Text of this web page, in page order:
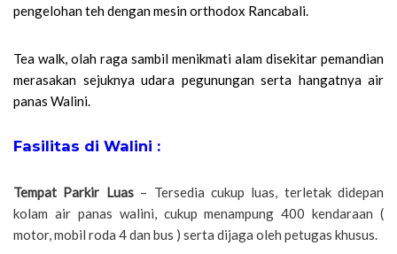
pengelohan teh dengan mesin orthodox Rancabali.
Tea walk, olah raga sambil menikmati alam disekitar pemandian
merasakan sejuknya udara pegunungan serta hangatnya air
panas Walini.
Fasilitas di Walini :
Tempat Parkir Luas– Tersedia cukup luas, terletak didepan
kolam air panas walini, cukup menampung 400 kendaraan (
motor, mobil roda 4 dan bus ) serta dijaga oleh petugas khusus.